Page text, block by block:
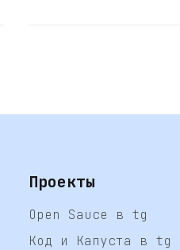
Проекты
Open Sauce в tg
Код и Капуста в tg